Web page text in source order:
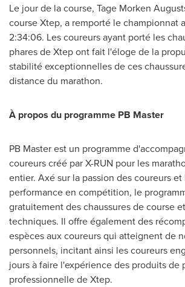
Le jour de la course, Tage Morken
course Xtep, a remporté le championnat
2:34:06. Les coureurs ayant porté les
phares de Xtep ont fait l'éloge de la
stabilité exceptionnelles de ces
distance du marathon.
À propos du programme PB Master
PB Master est un programme
coureurs créé par X-RUN pour les
entier. Axé sur la passion des coureurs
performance en compétition, le
gratuitement des chaussures de course
techniques. Il offre également des
espèces aux coureurs qui atteignent de
personnels, incitant ainsi les coureurs
jours à faire l'expérience des produits de
professionnelle de Xtep.